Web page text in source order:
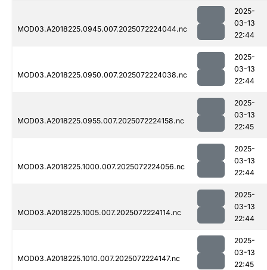
MOD03.A2018225.0945.007.2025072224044.nc
2025-
03-13
22:44
MOD03.A2018225.0950.007.2025072224038.nc
2025-
03-13
22:44
MOD03.A2018225.0955.007.2025072224158.nc
2025-
03-13
22:45
MOD03.A2018225.1000.007.2025072224056.nc
2025-
03-13
22:44
MOD03.A2018225.1005.007.2025072224114.nc
2025-
03-13
22:44
MOD03.A2018225.1010.007.2025072224147.nc
2025-
03-13
22:45